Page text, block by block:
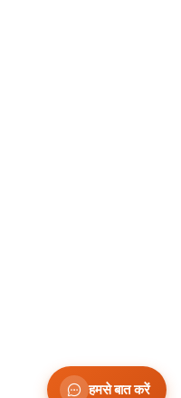
हमसे बात करें